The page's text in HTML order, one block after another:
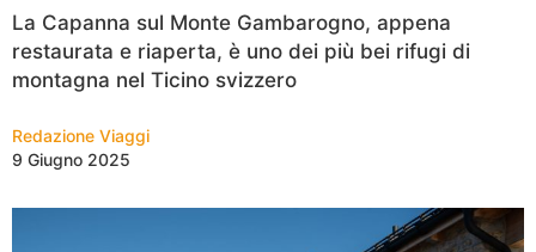
La Capanna sul Monte Gambarogno, appena
restaurata e riaperta, è uno dei più bei rifugi di
montagna nel Ticino svizzero
Redazione Viaggi
9 Giugno 2025